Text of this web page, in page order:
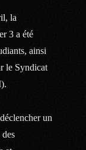
la
3 a été
ainsi
le Syndicat
un